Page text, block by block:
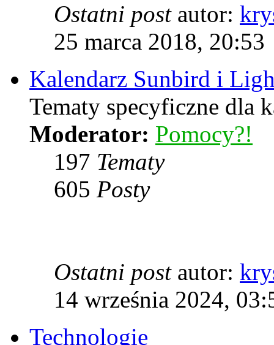
Ostatni postautor:
25 marca 2018, 20:53
Kalendarz Sunbird i
Tematy specyficzne dla
Moderator: Pomocy?!
197 Tematy
605 Posty
Ostatni postautor:
14 września 2024,
Technologie